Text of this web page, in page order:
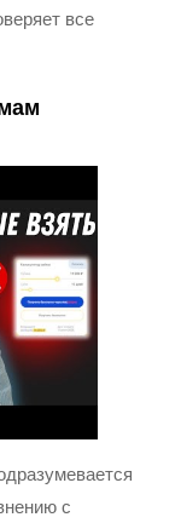
все
с